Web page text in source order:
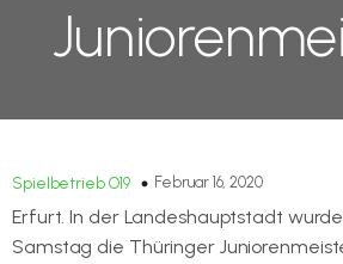
Spielbetrieb O19 Februar 16, 2020
Erfurt. In der Landeshauptstadt
Samstag die Thüringer